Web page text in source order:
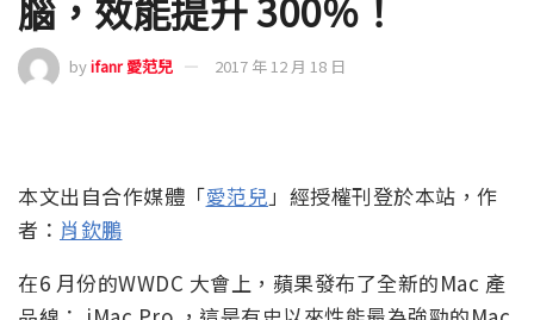
byifanr 愛范兒 2017 年 12 月 18 日
本文出自合作媒體「愛范兒 」經授權刊登於本站，作
者： 肖欽鵬
在6 月份的WWDC 大會上，蘋果發布了全新的Mac 產